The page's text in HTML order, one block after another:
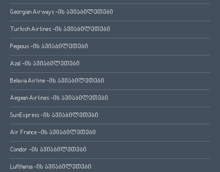
Georgian Airways -ის ავიაბილეთები
Turkish Airlines -ის ავიაბილეთები
Pegasus -ის ავიაბილეთები
Azal -ის ავიაბილეთები
Belavia Airline -ის ავიაბილეთები
Aegean Airlines -ის ავიაბილეთები
SunExpress -ის ავიაბილეთები
Air France -ის ავიაბილეთები
Condor -ის ავიაბილეთები
Lufthansa -ის ავიაბილეთები